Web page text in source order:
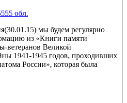
мы будем регулярно
из «Книги памяти
ветеранов Великой
1941-1945 годов, проходивших
России», которая была